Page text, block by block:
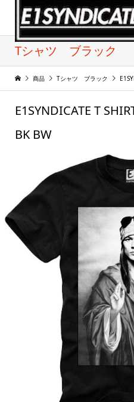
Tシャツ ブラック
商品 Tシャツ ブラック
E1SYNDICATE T
BK BW